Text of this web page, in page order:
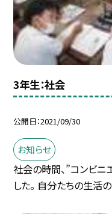
3年生：社会
公開日 2021/09/30
お知らせ
社会の時間、”コンビニ
した。 自分たちの生活